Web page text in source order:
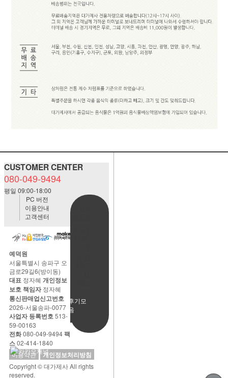
CUSTOMER CENTER
080-049-9494
평일 09:00-18:00
사용후기모
음
PC 버전
이용안내
고객센터
예덕원
서울특별시 송파구 오
금로29길6(방이동)
대표 정자혜 개인정보
보호 책임자정자혜
통신판매업신고번호
2026-서울송파-0077
사업자 등록번호513-
59-00163
전화080-049-9494팩
스02-414-1840
이용약관
개인정보처리방침
Copyright © 대가제사 All rights
reserved.